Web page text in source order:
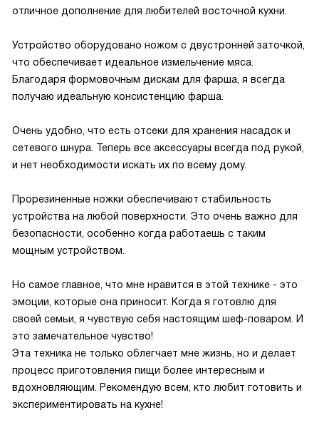
отличное дополнение для любителей восточной кухни.
Устройство оборудовано ножом с двустронней заточкой,
что обеспечивает идеальное измельчение мяса.
Благодаря формовочным дискам для фарша, я всегда
получаю идеальную консистенцию фарша.
Очень удобно, что есть отсеки для хранения насадок и
сетевого шнура. Теперь все аксессуары всегда под рукой,
и нет необходимости искать их по всему дому.
Прорезиненные ножки обеспечивают стабильность
устройства на любой поверхности. Это очень важно для
безопасности, особенно когда работаешь с таким
мощным устройством.
Но самое главное, что мне нравится в этой технике - это
эмоции, которые она приносит. Когда я готовлю для
своей семьи, я чувствую себя настоящим шеф-поваром. И
это замечательное чувство!
Эта техника не только облегчает мне жизнь, но и делает
процесс приготовления пищи более интересным и
вдохновляющим. Рекомендую всем, кто любит готовить и
экспериментировать на кухне!